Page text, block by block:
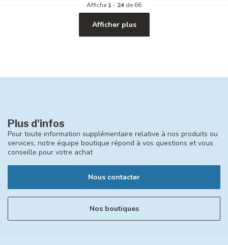
Affiche 1 - 24 de 66
Afficher plus
Plus d'infos
Pour toute information supplémentaire relative à nos produits ou
services, notre équipe boutique répond à vos questions et vous
conseille pour votre achat
Nous contacter
Nos boutiques